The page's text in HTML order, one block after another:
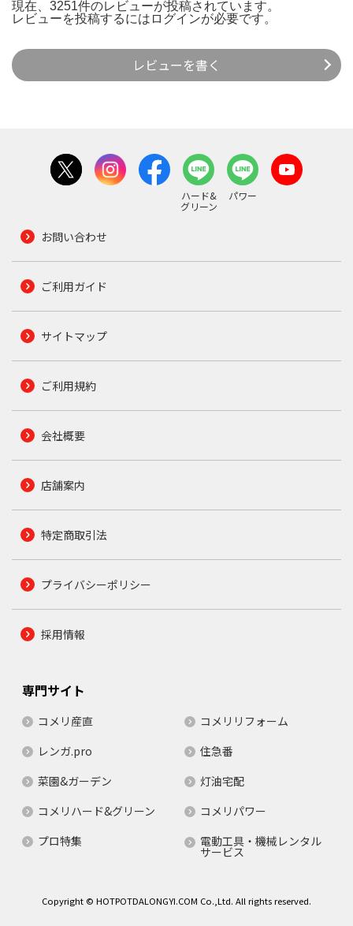
現在、3251件のレビューが投稿されています。
レビューを投稿するには ログインが必要です。
レビューを書く
ハード&
グリーン
パワー
お問い合わせ
ご利用ガイド
サイトマップ
ご利用規約
会社概要
店舗案内
特定商取引法
プライバシーポリシー
採用情報
専門サイト
コメリ産直
コメリリフォーム
レンガ.pro
住急番
菜園&ガーデン
灯油宅配
コメリハード&グリーン
コメリパワー
プロ特集
電動工具・機械レンタル
サービス
Copyright © HOTPOTDALONGYI.COM Co.,Ltd. All rights reserved.